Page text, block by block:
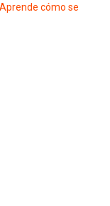
Aprende cómo se